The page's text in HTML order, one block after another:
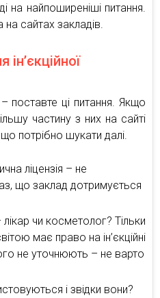
на найпоширеніші питання.
сайтах закладів.
ін’єкційної
поставте ці питання. Якщо
частину з них на сайті
потрібно шукати далі.
ліцензія – не
що заклад дотримується
лікар чи косметолог? Тільки
має право на ін’єкційні
не уточнюють – не варто
і звідки вони?